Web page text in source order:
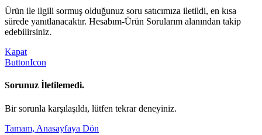
Ürün ile ilgili sormuş olduğunuz soru satıcımıza iletildi, en kısa
sürede yanıtlanacaktır. Hesabım-Ürün Sorularım alanından takip
edebilirsiniz.
Kapat
ButtonIcon
Sorunuz İletilemedi.
Bir sorunla karşılaşıldı, lütfen tekrar deneyiniz.
Tamam, Anasayfaya Dön